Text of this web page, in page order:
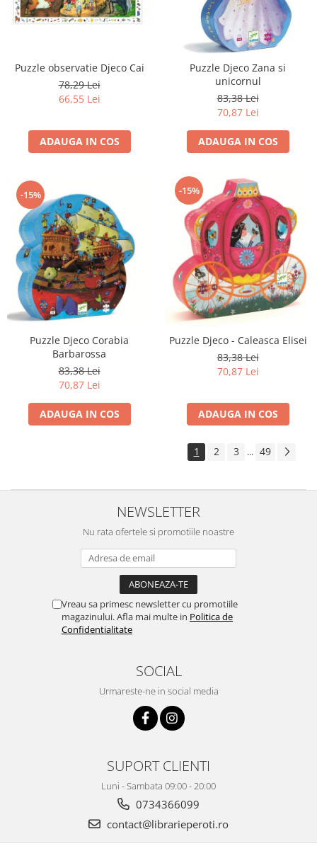
Puzzle observatie Djeco Cai
78,29 Lei
66,55 Lei
ADAUGA IN COS
Puzzle Djeco Zana si
unicornul
83,38 Lei
70,87 Lei
ADAUGA IN COS
-15%
Puzzle Djeco Corabia
Barbarossa
83,38 Lei
70,87 Lei
ADAUGA IN COS
-15%
Puzzle Djeco - Caleasca Elisei
83,38 Lei
70,87 Lei
ADAUGA IN COS
1 2 3 ... 49
NEWSLETTER
Nu rata ofertele si promotiile noastre
Vreau sa primesc newsletter cu promotiile
magazinului. Afla mai multe in Politica de
Confidentialitate
SOCIAL
Urmareste-ne in social media
SUPORT CLIENTI
Luni - Sambata 09:00 - 20:00
0734366099
contact@librarieperoti.ro